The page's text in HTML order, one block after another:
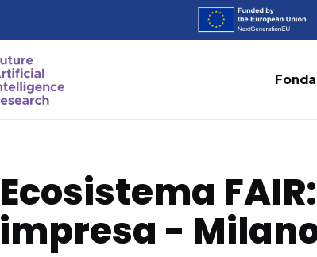
Ecosistema
impresa -